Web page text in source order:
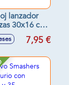
lanzador
30x16 cm
surtidos
7,95 €